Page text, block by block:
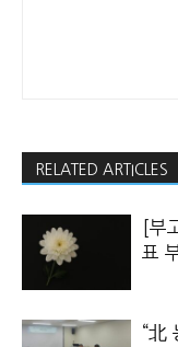
RELATED ARTICLES
[부
표
“北